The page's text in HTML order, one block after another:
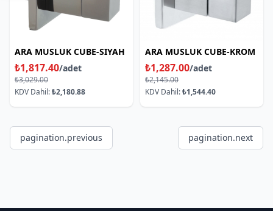
ARA MUSLUK CUBE-SIYAH
₺1,817.40/adet
₺3,029.00
KDV Dahil:₺2,180.88
ARA MUSLUK CUBE-KROM
₺1,287.00/adet
₺2,145.00
KDV Dahil:₺1,544.40
pagination.previous pagination.next